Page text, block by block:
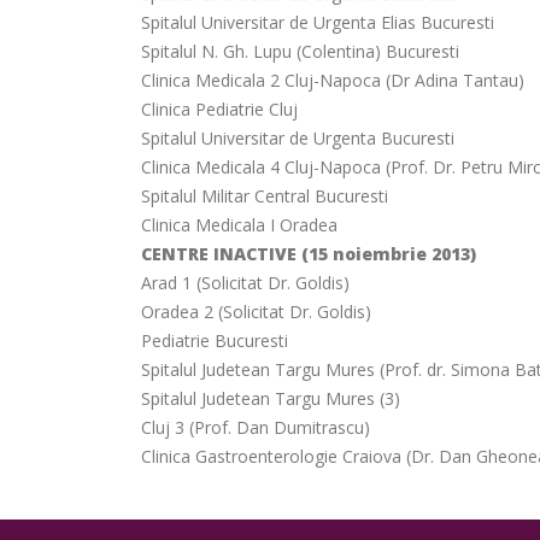
Spitalul Universitar de Urgenta Elias Bucuresti
Spitalul N. Gh. Lupu (Colentina) Bucuresti
Clinica Medicala 2 Cluj-Napoca (Dr Adina Tantau)
Clinica Pediatrie Cluj
Spitalul Universitar de Urgenta Bucuresti
Clinica Medicala 4 Cluj-Napoca (Prof. Dr. Petru
Spitalul Militar Central Bucuresti
Clinica Medicala I Oradea
CENTRE INACTIVE (15 noiembrie 2013)
Arad 1 (Solicitat Dr. Goldis)
Oradea 2 (Solicitat Dr. Goldis)
Pediatrie Bucuresti
Spitalul Judetean Targu Mures (Prof. dr. Simona
Spitalul Judetean Targu Mures (3)
Cluj 3 (Prof. Dan Dumitrascu)
Clinica Gastroenterologie Craiova (Dr. Dan